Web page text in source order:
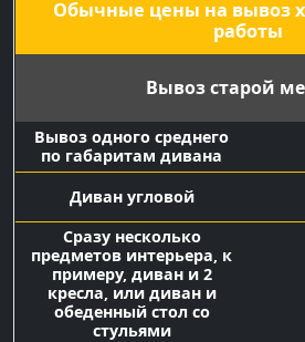
Обычные цены на вывоз
работы
Вывоз старой
Вывоз одного среднего
по габаритам дивана
Диван угловой
Сразу несколько
предметов интерьера, к
примеру, диван и 2
кресла, или диван и
обеденный стол со
стульями